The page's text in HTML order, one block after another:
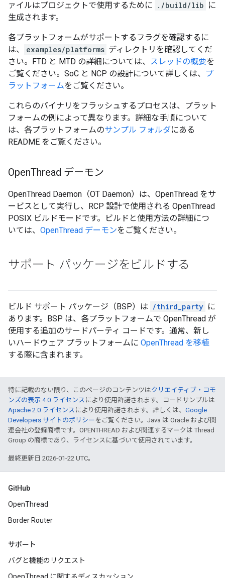
ァイルはプロジェクトで使用するために
./build/lib に
生成されます。
各プラットフォームがサポートするフラグを確認するに
は、
examples/platforms ディレクトリを確認してくだ
さい。FTD と MTD の詳細については、 スレッドの概要を
ご覧ください。SoC と NCP の設計について詳しくは、
プ
ラットフォームをご覧ください。
これらのバイナリをフラッシュするプロセスは、プラット
フォームの例によって異なります。詳細な手順について
は、各プラットフォームのサンプル フォルダにある
README をご覧ください。
OpenThread デーモン
OpenThread Daemon（OT Daemon）は、OpenThread をサ
ービスとして実行し、RCP 設計で使用される OpenThread
POSIX ビルドモードです。ビルドと使用方法の詳細につ
いては、 OpenThread デーモンをご覧ください。
サポート パッケージをビルドする
ビルド サポート パッケージ（BSP）は /third_party に
あります。BSP は、各プラットフォームで OpenThread が
使用する追加のサードパーティ コードです。通常、新し
いハードウェア プラットフォームに OpenThread を移植
する際に含まれます。
特に記載のない限り、このページのコンテンツはクリエイティブ・コモ
ンズの表示 4.0 ライセンス により使用許諾されます。コードサンプルは
Apache 2.0 ライセンス により使用許諾されます。詳しくは、 Google
Developers サイトのポリシー をご覧ください。Java は Oracle および関
連会社の登録商標です。OPENTHREAD および関連するマークは Thread
Group の商標であり、ライセンスに基づいて使用されています。
最終更新日 2026-01-22 UTC。
GitHub
OpenThread
Border Router
サポート
バグと機能のリクエスト